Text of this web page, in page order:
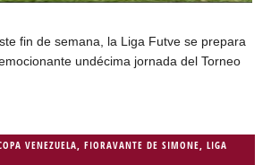
fin de semana, la Liga Futve se prepara
undécima jornada del Torneo
VENEZUELA FIORAVANTE DE SIMONE LIGA